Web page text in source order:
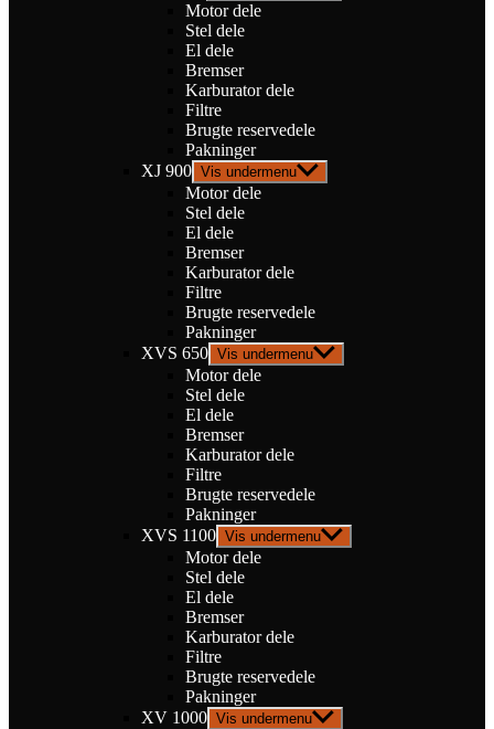
Motor dele
Stel dele
El dele
Bremser
Karburator dele
Filtre
Brugte reservedele
Pakninger
XJ 900 Vis undermenu
Motor dele
Stel dele
El dele
Bremser
Karburator dele
Filtre
Brugte reservedele
Pakninger
XVS 650 Vis undermenu
Motor dele
Stel dele
El dele
Bremser
Karburator dele
Filtre
Brugte reservedele
Pakninger
XVS 1100 Vis undermenu
Motor dele
Stel dele
El dele
Bremser
Karburator dele
Filtre
Brugte reservedele
Pakninger
XV 1000 Vis undermenu